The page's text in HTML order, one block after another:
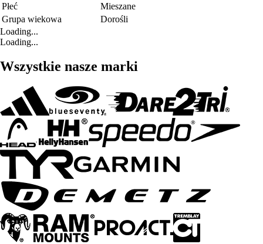
Płeć
Mieszane
Grupa wiekowa
Dorośli
Loading...
Loading...
Wszystkie nasze marki